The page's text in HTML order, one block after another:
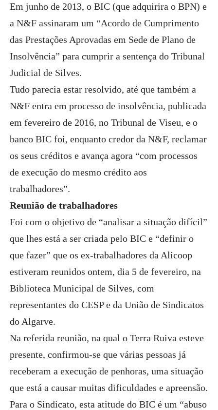
Em junho de 2013, o BIC (que adquirira o BPN) e
a N&F assinaram um “Acordo de Cumprimento
das Prestações Aprovadas em Sede de Plano de
Insolvência” para cumprir a sentença do Tribunal
Judicial de Silves.
Tudo parecia estar resolvido, até que também a
N&F entra em processo de insolvência, publicada
em fevereiro de 2016, no Tribunal de Viseu, e o
banco BIC foi, enquanto credor da N&F, reclamar
os seus créditos e avança agora “com processos
de execução do mesmo crédito aos
trabalhadores”.
Reunião de trabalhadores
Foi com o objetivo de “analisar a situação difícil”
que lhes está a ser criada pelo BIC e “definir o
que fazer” que os ex-trabalhadores da Alicoop
estiveram reunidos ontem, dia 5 de fevereiro, na
Biblioteca Municipal de Silves, com
representantes do CESP e da União de Sindicatos
do Algarve.
Na referida reunião, na qual o Terra Ruiva esteve
presente, confirmou-se que várias pessoas já
receberam a execução de penhoras, uma situação
que está a causar muitas dificuldades e apreensão.
Para o Sindicato, esta atitude do BIC é um “abuso